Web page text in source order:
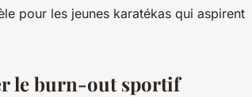
pour les jeunes karatékas qui aspirent
le burn-out sportif